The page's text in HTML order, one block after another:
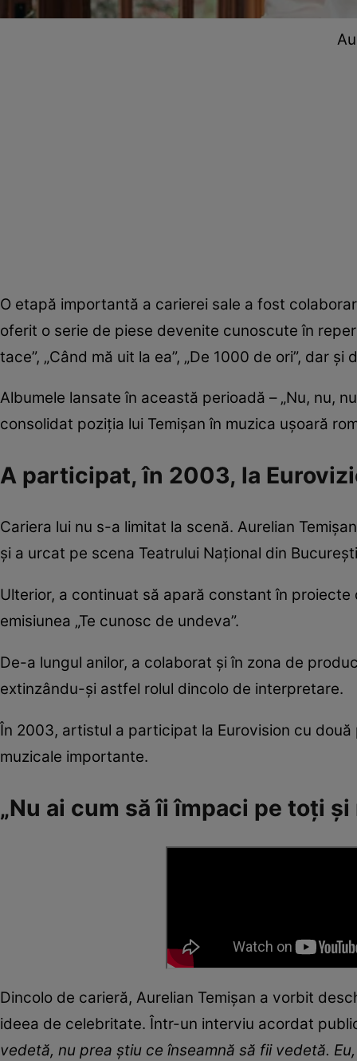
O etapă importantă a carierei sale a fost
oferit o serie de piese devenite cunoscute în
tace”, „Când mă uit la ea”, „De 1000 de ori”, dar
Albumele lansate în această perioadă – „Nu, nu,
consolidat poziția lui Temișan în muzica ușoară
A participat, în 2003, la
Cariera lui nu s-a limitat la scenă. Aurelian
și a urcat pe scena Teatrului Național din
Ulterior, a continuat să apară constant în
emisiunea „Te cunosc de undeva”.
De-a lungul anilor, a colaborat și în zona de
extinzându-și astfel rolul dincolo de interpretare.
În 2003, artistul a participat la Eurovision cu
muzicale importante.
„Nu ai cum să îi împaci pe toţi
Dincolo de carieră, Aurelian Temișan a vorbit
ideea de celebritate. Într-un interviu acordat
vedetă, nu prea ştiu ce înseamnă să fii vedetă.